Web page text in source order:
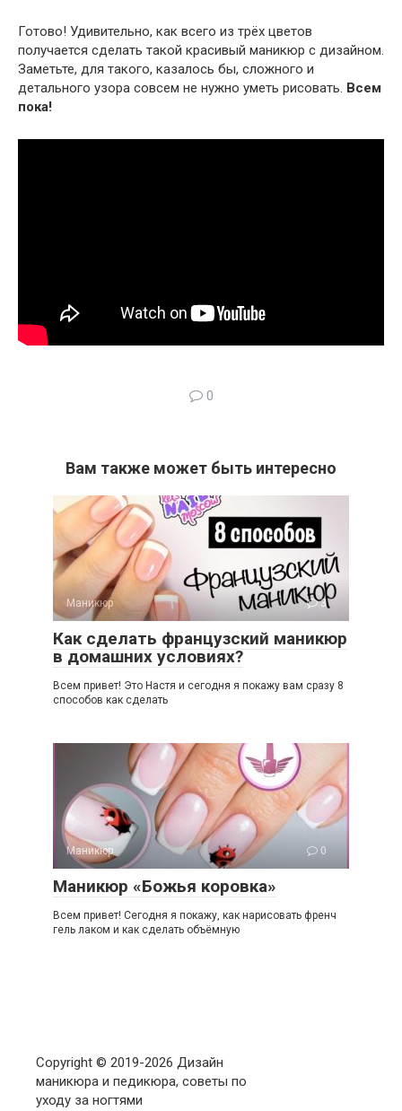
Готово! Удивительно, как всего из трёх цветов
получается сделать такой красивый маникюр с дизайном.
Заметьте, для такого, казалось бы, сложного и
детального узора совсем не нужно уметь рисовать. Всем
пока!
0
Вам также может быть интересно
Маникюр 3
Как сделать французский маникюр
в домашних условиях?
Всем привет! Это Настя и сегодня я покажу вам сразу 8
способов как сделать
Маникюр 0
Маникюр «Божья коровка»
Всем привет! Сегодня я покажу, как нарисовать френч
гель лаком и как сделать объёмную
Copyright © 2019-2026 Дизайн
маникюра и педикюра, советы по
уходу за ногтями